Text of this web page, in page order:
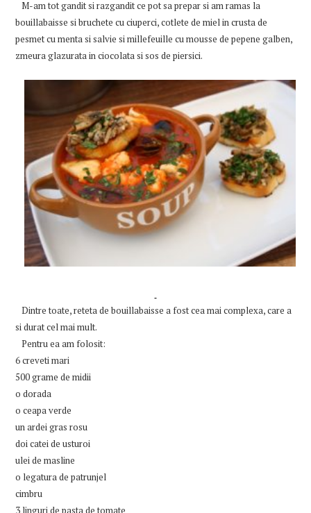
M-am tot gandit si razgandit ce pot sa prepar si am ramas la
bouillabaisse si bruchete cu ciuperci, cotlete de miel in crusta de
pesmet cu menta si salvie si millefeuille cu mousse de pepene galben,
zmeura glazurata in ciocolata si sos de piersici.
Dintre toate, reteta debouillabaissea fost cea mai complexa, care a
si durat cel mai mult.
Pentru ea am folosit:
6 creveti mari
500 grame de midii
o dorada
o ceapa verde
un ardei gras rosu
doi catei de usturoi
ulei de masline
o legatura de patrunjel
cimbru
3 linguri de pasta de tomate